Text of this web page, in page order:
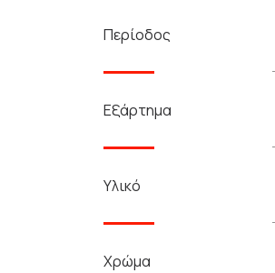
Περίοδος
Εξάρτημα
Υλικό
Χρώμα